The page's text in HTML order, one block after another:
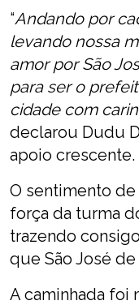
“Andando por
levando nossa
amor por São
para ser o
cidade com
declarou Dudu
apoio crescente.
O sentimento de
força da turma
trazendo
que São José
A caminhada foi